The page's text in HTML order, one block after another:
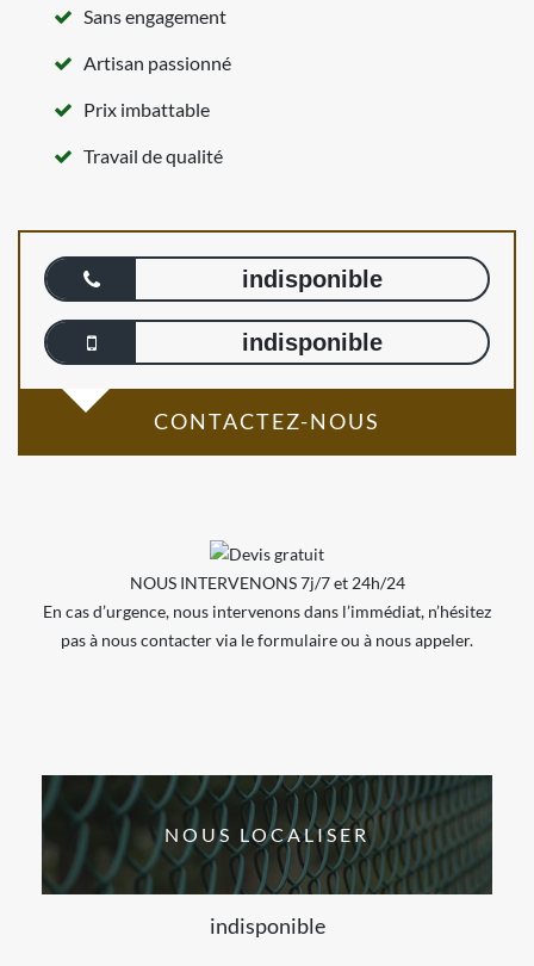
Sans engagement
Artisan passionné
Prix imbattable
Travail de qualité
indisponible
indisponible
CONTACTEZ-NOUS
NOUS INTERVENONS 7j/7 et 24h/24
En cas d’urgence, nous intervenons dans l’immédiat, n’hésitez
pas à nous contacter via le formulaire ou à nous appeler.
NOUS LOCALISER
indisponible